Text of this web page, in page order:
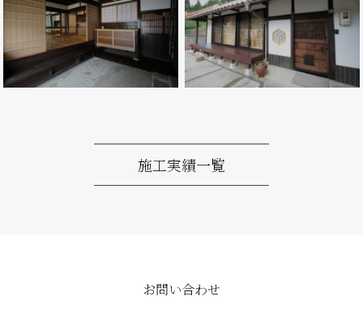
施工実績一覧
お問い合わせ